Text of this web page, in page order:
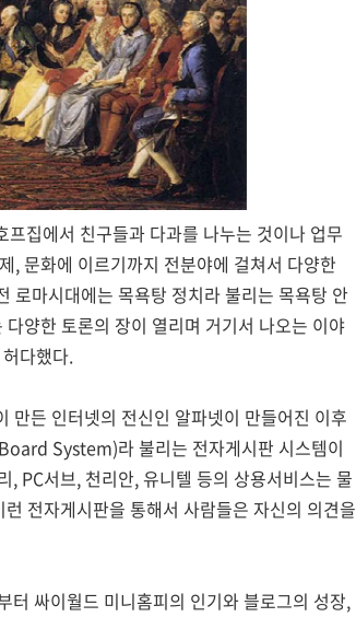
집에서 친구들과 다과를 나누는 것이나 업무
, 문화에 이르기까지 전분야에 걸쳐서 다양한
로마시대에는 목욕탕 정치라 불리는 목욕탕 안
양한 토론의 장이 열리며 거기서 나오는 이야
다했다.
든 인터넷의 전신인 알파넷이 만들어진 이후
System)라 불리는 전자게시판 시스템이
PC서브, 천리안, 유니텔 등의 상용서비스는 물
전자게시판을 통해서 사람들은 자신의 의견을
싸이월드 미니홈피의 인기와 블로그의 성장,